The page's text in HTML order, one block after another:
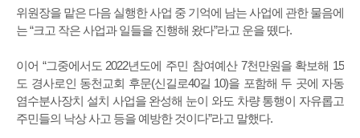
위원장을 맡은 다음 실행한 사업 중 기억에 남는 사업에 관한 물음에
는 “크고 작은 사업과 일들을 진행해 왔다”라고 운을 뗐다.
이어 “그중에서도 2022년도에 주민 참여예산 7천만원을 확보해 15
도 경사로인 동천교회 후문(신길로40길 10)을 포함해 두 곳에 자동
염수분사장치 설치 사업을 완성해 눈이 와도 차량 통행이 자유롭고
주민들의 낙상 사고 등을 예방한 것이다”라고 말했다.